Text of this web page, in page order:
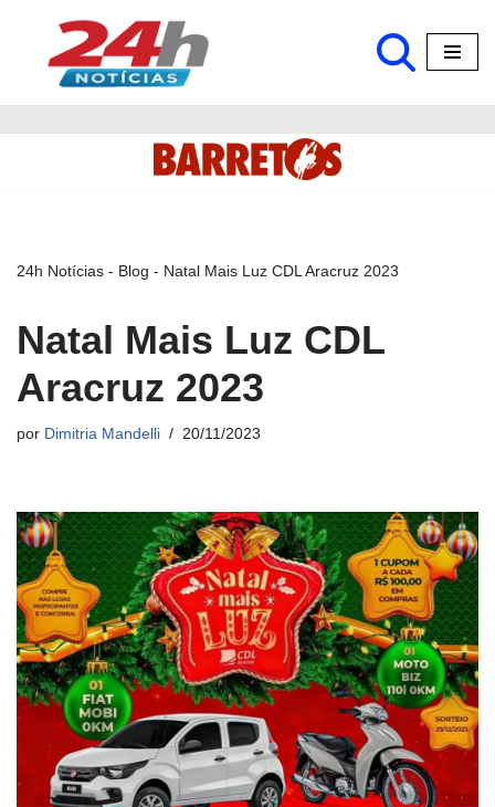
Pular
24h Notícias - Blog - Natal Mais Luz CDL Aracruz 2023
Natal Mais Luz CDL
Aracruz 2023
por Dimitria Mandelli 20/11/2023